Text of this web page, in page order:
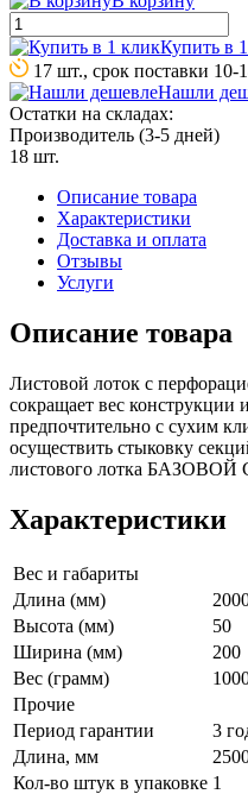
Купить в
17 шт., срок поставки 10-
Нашли
Остатки на складах:
Производитель (3-5 дней)
18 шт.
Описание товара
Характеристики
Доставка и оплата
Отзывы
Услуги
Описание товара
Листовой лоток с
сокращает вес
предпочтительно с сухим
осуществить стыковку
листового лотка
Характеристики
Вес и габариты
Длина (мм)
Высота (мм)
50
Ширина (мм)
200
Вес (грамм)
Прочие
Период гарантии
3
Длина, мм
Кол-во штук в упаковке 1